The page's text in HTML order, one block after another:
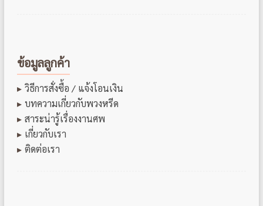
ข้อมูลลูกค้า
วิธีการสั่งซื้อ / แจ้งโอนเงิน
บทความเกี่ยวกับพวงหรีด
สาระน่ารู้เรื่องงานศพ
เกี่ยวกับเรา
ติดต่อเรา